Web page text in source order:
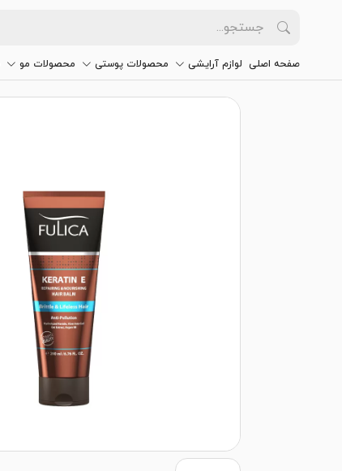
صفحه اصلی لوازم آرایشی محصولات پوستی محصولات مو